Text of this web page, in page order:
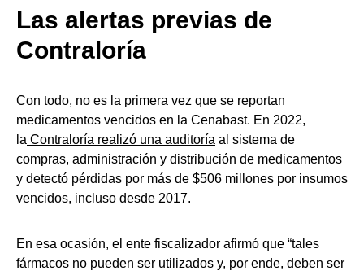
Las alertas previas de
Contraloría
Con todo, no es la primera vez que se reportan
medicamentos vencidos en la Cenabast. En 2022,
la Contraloría realizó una auditoría al sistema de
compras, administración y distribución de medicamentos
y detectó pérdidas por más de $506 millones por insumos
vencidos, incluso desde 2017.
En esa ocasión, el ente fiscalizador afirmó que “tales
fármacos no pueden ser utilizados y, por ende, deben ser